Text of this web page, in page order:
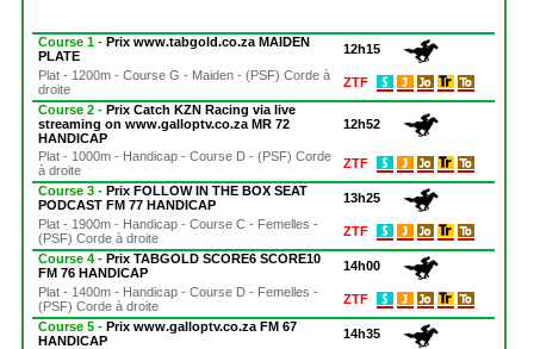
Course 1 -Prix www.tabgold.co.za MAIDEN
PLATE
12h15
Plat - 1200m - Course G - Maiden - (PSF) Corde à
droite
ZTF
Course 2 -Prix Catch KZN Racing via live
streaming on www.galloptv.co.za MR 72
HANDICAP
12h52
Plat - 1000m - Handicap - Course D - (PSF) Corde
à droite
ZTF
Course 3 -Prix FOLLOW IN THE BOX SEAT
PODCAST FM 77 HANDICAP
13h25
Plat - 1900m - Handicap - Course C - Femelles -
(PSF) Corde à droite
ZTF
Course 4 -Prix TABGOLD SCORE6 SCORE10
FM 76 HANDICAP
14h00
Plat - 1400m - Handicap - Course D - Femelles -
(PSF) Corde à droite
ZTF
Course 5 -Prix www.galloptv.co.za FM 67
HANDICAP
14h35